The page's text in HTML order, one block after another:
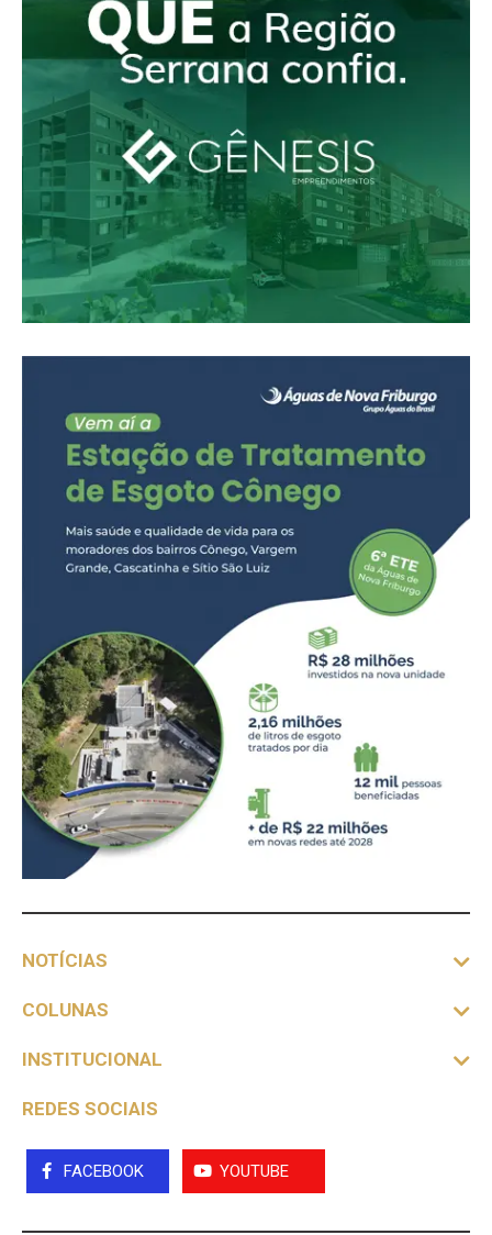
NOTÍCIAS
COLUNAS
INSTITUCIONAL
REDES SOCIAIS
FACEBOOK YOUTUBE